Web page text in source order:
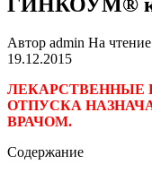
Автор admin На чтение
19.12.2015
ЛЕКАРСТВЕННЫЕ
ОТПУСКА
ВРАЧОМ.
Содержание